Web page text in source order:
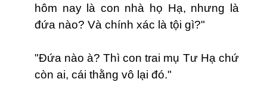
hôm nay là con nhà họ Hạ, nhưng là
đứa nào? Và chính xác là tội gì?"
"Đứa nào à? Thì con trai mụ Tư Hạ chứ
còn ai, cái thằng vô lại đó."